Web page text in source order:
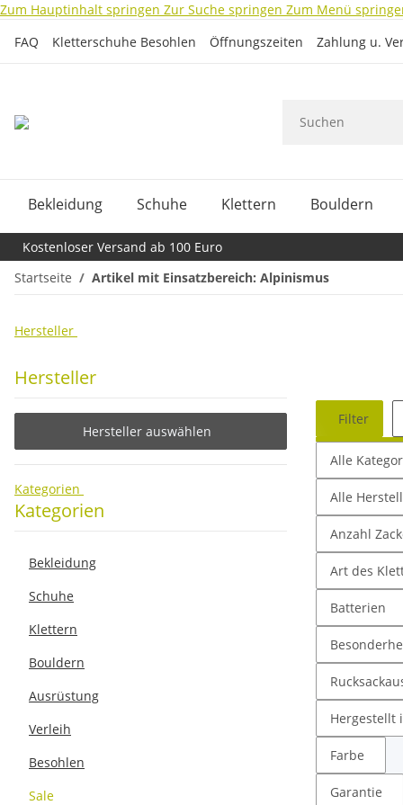
Zum Hauptinhalt springen Zur Suche springen Zum Menü
FAQ
Kletterschuhe Besohlen Öffnungszeiten Zahlung u.
Bekleidung Schuhe Klettern Bouldern
Kostenloser Versand ab 100 Euro
Startseite
Artikel mit Einsatzbereich: Alpinismus
Filter
Alle
Alle
Anzahl
Art des
Batterien
Hergestellt
Farbe
Garantie
Hersteller
Hersteller auswählen
Kategorien
Kategorien
Bekleidung
Schuhe
Klettern
Bouldern
Ausrüstung
Verleih
Besohlen
Sale